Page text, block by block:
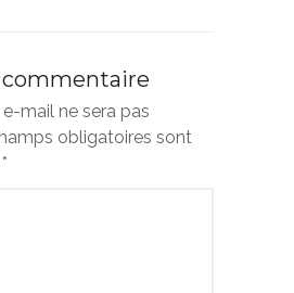
commentaire
mail ne sera pas
obligatoires sont
*